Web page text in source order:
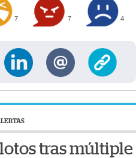
7 7 4
tras múltiple